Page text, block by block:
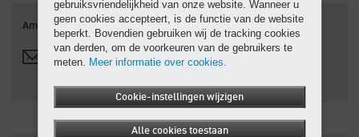
Amandine Janvier
amandine.janvier@kaeser.com
gebruiksvriendelijkheid van onze website. Wanneer u
geen cookies accepteert, is de functie van de website
beperkt. Bovendien gebruiken wij de tracking cookies
van derden, om de voorkeuren van de gebruikers te
meten. Meer informatie over cookies.
Cookie-instellingen wijzigen
Alle cookies toestaan